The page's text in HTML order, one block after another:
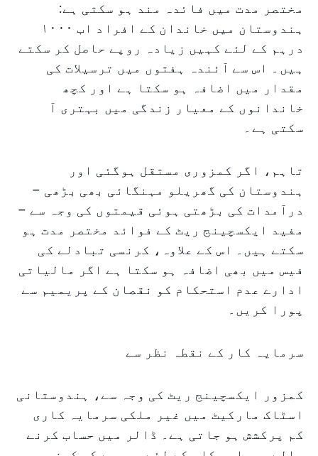
مختصر مدت میں فائدہ مند ہو سکتی ہے:
ہندوستان میں خاندان کے افراد اب ۱۰۰۰
درہم کے لئے کہیں زیادہ روپے حاصل کر سکتے
ہیں۔ اس سے آئندہ ہفتوں میں ترسیلات کی
مقدار میں اضافہ ہو سکتا ہے اور کچھ
خاندانوں کے معیار زندگی میں بہتری آ
سکتی ہے۔
تاہم، اگر کمزوری مستقل ہوگئی اور
ہندوستان کی گھریلو مہنگائی بھی بڑھی –
درآمدات کی بڑھتی ہوئی قیمتوں کی وجہ سے –
مفید ایکسچینج ریٹ کے فوائد مختصر مدت ہو
سکتے ہیں۔ اس کے علاوہ، کرنسی تبادلے کی
فیس میں بھی اضافہ ہو سکتا ہے اگر مالیاتی
ادارے عدم استحکام کو نقصان کے پریمیم سے
پورا کریں۔
سرمایہ کار کے نقطہ نظر سے
کمزور ایکسچینج ریٹ کی وجہ سے، ہندوستانی
اسٹاک مارکیٹ میں غیر ملکی سرمایہ کاری
کم پرکشش ہو جاتی ہے۔ ڈالر میں حساب کرنے